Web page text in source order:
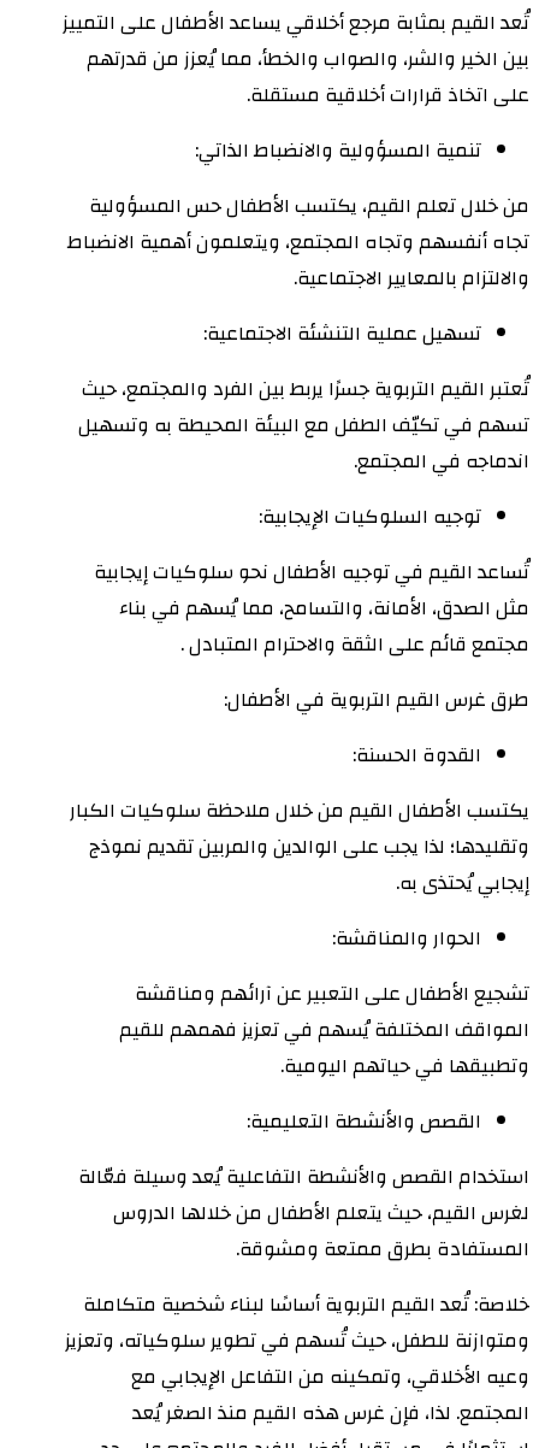
تُعد القيم بمثابة مرجع أخلاقي يساعد الأطفال على التمييز
بين الخير والشر، والصواب والخطأ، مما يُعزز من قدرتهم
على اتخاذ قرارات أخلاقية مستقلة.
تنمية المسؤولية والانضباط الذاتي:
من خلال تعلم القيم، يكتسب الأطفال حس المسؤولية
تجاه أنفسهم وتجاه المجتمع، ويتعلمون أهمية الانضباط
والالتزام بالمعايير الاجتماعية.
تسهيل عملية التنشئة الاجتماعية:
تُعتبر القيم التربوية جسرًا يربط بين الفرد والمجتمع، حيث
تسهم في تكيّف الطفل مع البيئة المحيطة به وتسهيل
اندماجه في المجتمع.
توجيه السلوكيات الإيجابية:
تُساعد القيم في توجيه الأطفال نحو سلوكيات إيجابية
مثل الصدق، الأمانة، والتسامح، مما يُسهم في بناء
مجتمع قائم على الثقة والاحترام المتبادل .
طرق غرس القيم التربوية في الأطفال:
القدوة الحسنة:
يكتسب الأطفال القيم من خلال ملاحظة سلوكيات الكبار
وتقليدها؛ لذا يجب على الوالدين والمربين تقديم نموذج
إيجابي يُحتذى به.
الحوار والمناقشة:
تشجيع الأطفال على التعبير عن آرائهم ومناقشة
المواقف المختلفة يُسهم في تعزيز فهمهم للقيم
وتطبيقها في حياتهم اليومية.
القصص والأنشطة التعليمية:
استخدام القصص والأنشطة التفاعلية يُعد وسيلة فعّالة
لغرس القيم، حيث يتعلم الأطفال من خلالها الدروس
المستفادة بطرق ممتعة ومشوقة.
خلاصة: تُعد القيم التربوية أساسًا لبناء شخصية متكاملة
ومتوازنة للطفل، حيث تُسهم في تطوير سلوكياته، وتعزيز
وعيه الأخلاقي، وتمكينه من التفاعل الإيجابي مع
المجتمع. لذا، فإن غرس هذه القيم منذ الصغر يُعد